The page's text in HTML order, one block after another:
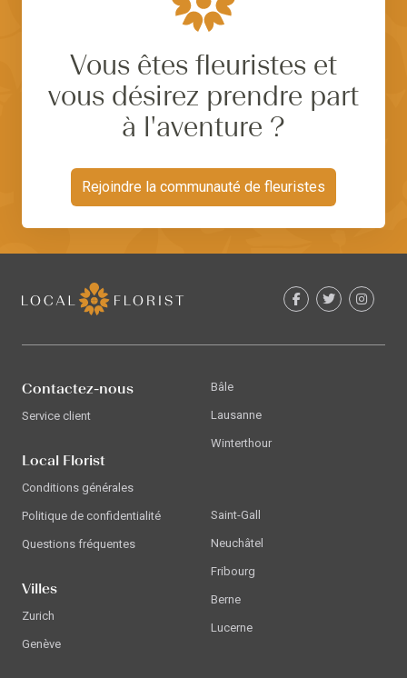
Vous êtes fleuristes et
vous désirez prendre part
à l'aventure ?
Rejoindre la communauté de fleuristes
Contactez-nous
Service client
Local Florist
Conditions générales
Politique de confidentialité
Questions fréquentes
Villes
Zurich
Genève
Bâle
Lausanne
Winterthour
Saint-Gall
Neuchâtel
Fribourg
Berne
Lucerne